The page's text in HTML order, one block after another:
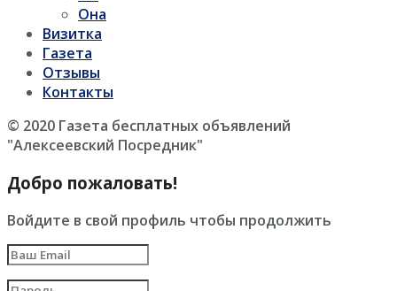
Она
Визитка
Газета
Отзывы
Контакты
© 2020 Газета бесплатных объявлений
"Алексеевский Посредник"
Добро пожаловать!
Войдите в свой профиль чтобы продолжить